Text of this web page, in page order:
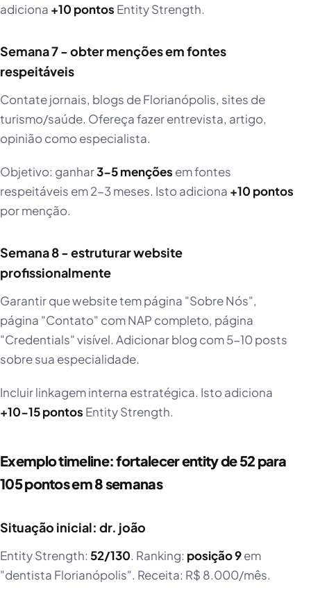
adiciona +10 pontos Entity Strength.
Semana 7 - obter menções em fontes
respeitáveis
Contate jornais, blogs de Florianópolis, sites de
turismo/saúde. Ofereça fazer entrevista, artigo,
opinião como especialista.
Objetivo: ganhar3-5 menções em fontes
respeitáveis em 2-3 meses. Isto adiciona +10 pontos
por menção.
Semana 8 - estruturar website
profissionalmente
Garantir que website tem página "Sobre Nós",
página "Contato" com NAP completo, página
"Credentials" visível. Adicionar blog com 5-10 posts
sobre sua especialidade.
Incluir linkagem interna estratégica. Isto adiciona
+10-15 pontos Entity Strength.
Exemplo timeline: fortalecer entity de 52 para
105 pontos em 8 semanas
Situação inicial: dr. joão
Entity Strength: 52/130. Ranking: posição 9em
"dentista Florianópolis". Receita: R$ 8.000/mês.